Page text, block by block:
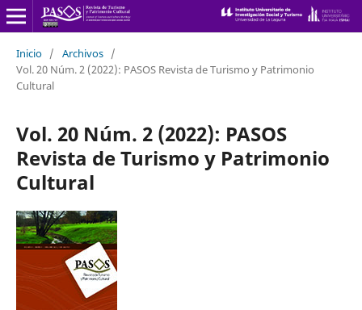
Inicio / Archivos /
Vol. 20 Núm. 2 (2022): PASOS Revista de Turismo y Patrimonio
Cultural
Vol. 20 Núm. 2 (2022): PASOS
Revista de Turismo y Patrimonio
Cultural